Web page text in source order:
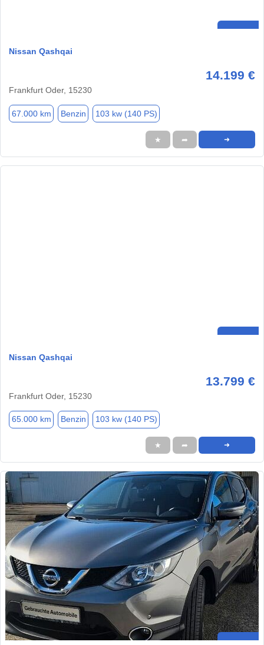
Nissan Qashqai
14.199 €
Frankfurt Oder, 15230
67.000 km Benzin 103 kw (140 PS)
★ ➦ ➜
Nissan Qashqai
13.799 €
Frankfurt Oder, 15230
65.000 km Benzin 103 kw (140 PS)
★ ➦ ➜